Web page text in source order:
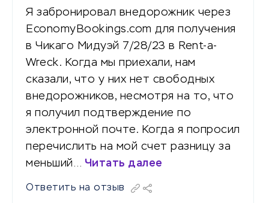
Я забронировал внедорожник через
EconomyBookings.com для получения
в Чикаго Мидуэй 7/28/23 в Rent-a-
Wreck. Когда мы приехали, нам
сказали, что у них нет свободных
внедорожников, несмотря на то, что
я получил подтверждение по
электронной почте. Когда я попросил
перечислить на мой счет разницу за
меньший… Читать далее
Ответить на отзыв